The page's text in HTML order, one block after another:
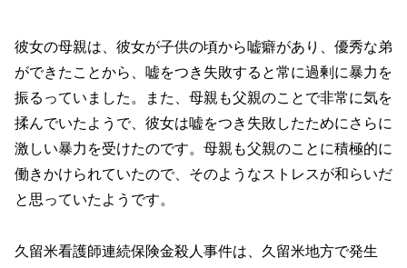
彼女の母親は、彼女が子供の頃から嘘癖があり、優秀な弟
ができたことから、嘘をつき失敗すると常に過剰に暴力を
振るっていました。また、母親も父親のことで非常に気を
揉んでいたようで、彼女は嘘をつき失敗したためにさらに
激しい暴力を受けたのです。母親も父親のことに積極的に
働きかけられていたので、そのようなストレスが和らいだ
と思っていたようです。
久留米看護師連続保険金殺人事件は、久留米地方で発生